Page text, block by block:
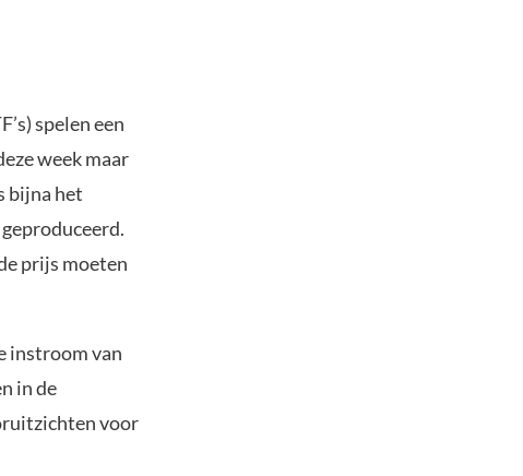
spelen een
week maar
bijna het
prijs moeten
instroom van
in de
voor